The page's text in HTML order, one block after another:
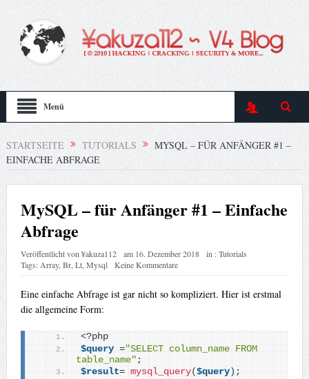
Menü
STARTSEITE TUTORIALS
MYSQL – FÜR ANFÄNGER #1 –
EINFACHE ABFRAGE
MySQL – für Anfänger #1 – Einfache
Abfrage
Veröffentlicht von¥akuza112 am 16. Dezember 2018 in :Tutorials
Tags: Array, Br, Lt, Mysql Keine Kommentare
Eine einfache Abfrage ist gar nicht so kompliziert. Hier ist erstmal
die allgemeine Form:
<?php
$query ="SELECT column_name FROM
table_name" ;
$result= mysql_query( $query) ;